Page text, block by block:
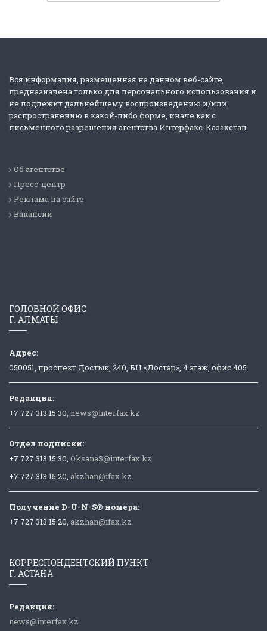
Вся информация, размещенная на данном веб-сайте,
предназначена только для персонального использования и
не подлежит дальнейшему воспроизведению и/или
распространению в какой-либо форме, иначе как с
письменного разрешения агентства Интерфакс-Казахстан.
Об агентстве
Пресс-центр
Реклама на сайте
Вакансии
ГОЛОВНОЙ ОФИС
Г. АЛМАТЫ
Адрес:
050051, проспект Достык, 240, БЦ «Достар», 4 этаж, офис 405
Редакция:
+7 727 313 15 30, news@interfax.kz
Отдел подписки:
+7 727 313 15 30, OksanaS@interfax.kz
+7 727 313 15 20, akzhan@ifax.kz
Получение D-U-N-S® номера:
+7 727 313 15 20, akzhan@ifax.kz
КОРРЕСПОНДЕНТСКИЙ ПУНКТ
Г. АСТАНА
Редакция:
news@interfax.kz